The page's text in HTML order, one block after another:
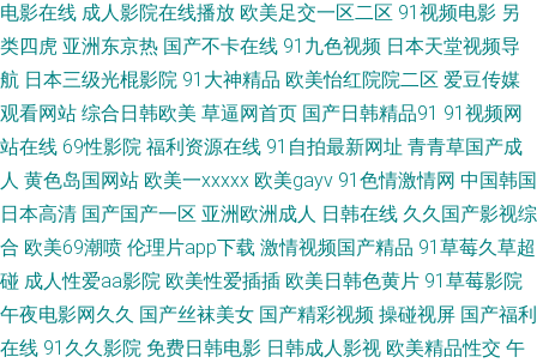
在线 人人妻人人操人人 五月天社区在线 97色色资源网 白丝后入 成人性爱综
合国产 狠狠操天天操 日韩av欧美 偷拍电影 伪娘白丝内射 五月丁香网站 污视
美色色 不卡性爱网 草莓com 东京热视屏 日韩精品在线电影 国产黑料 97超碰
草在线 色图综合网 福利电影偶偶 最新浮力网址公 91蜜桃在线播放 少妇性爱
娱乐影院 九一青青青青草 AV中文第一页 97资源中文字幕 豆花视频久久 久草
电影在线 成人影院在线播放 欧美足交一区二区 91视频电影 另
类四虎 亚洲东京热 国产不卡在线 91九色视频 日本天堂视频导
航 日本三级光棍影院 91大神精品 欧美怡红院院二区 爱豆传媒
观看网站 综合日韩欧美 草逼网首页 国产日韩精品91 91视频网
站在线 69性影院 福利资源在线 91自拍最新网址 青青草国产成
人 黄色岛国网站 欧美一xxxxx 欧美gayv 91色情激情网 中国韩国
日本高清 国产国产一区 亚洲欧洲成人 日韩在线 久久国产影视综
合 欧美69潮喷 伦理片app下载 激情视频国产精品 91草莓久草超
碰 成人性爱aa影院 欧美性爱插插 欧美日韩色黄片 91草莓影院
午夜电影网久久 国产丝袜美女 国产精彩视频 操碰视屏 国产福利
在线 91久久影院 免费日韩电影 日韩成人影视 欧美精品性交 午